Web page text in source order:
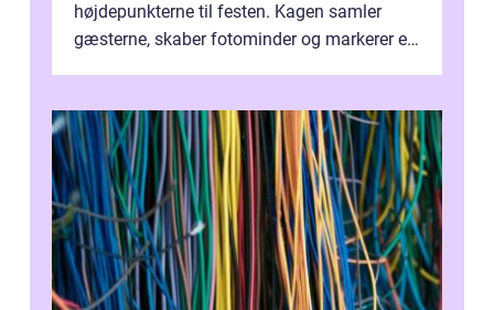
højdepunkterne til festen. Kagen samler
gæsterne, skaber fotominder og markerer et